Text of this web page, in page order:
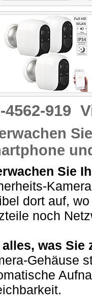
4562-919
Sie
dort auf,
noch
alles, was Sie
Gehäuse